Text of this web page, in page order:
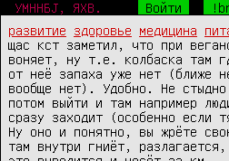
УМННБJ, ЯХВ. Войти
развитие
здоровье медицина
щас кст заметил, что при
воняет, ну т.е. колбаска там
от неё запаха уже нет (ближе
вообще нет). Удобно. Не стыдно
потом выйти и там например
сразу заходит (особенно если
Ну оно и понятно, вы жрёте
там внутри гниёт,